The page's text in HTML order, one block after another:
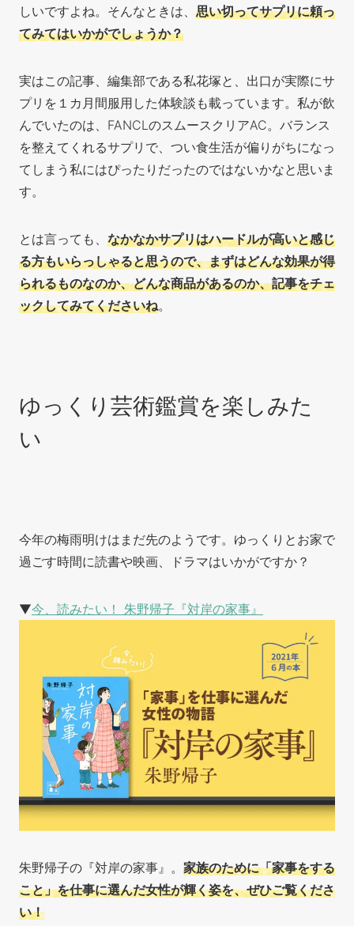
しいですよね。そんなときは、 思い切ってサプリに頼っ
てみてはいかがでしょうか？
実はこの記事、編集部である私花塚と、出口が実際にサ
プリを１カ月間服用した体験談も載っています。私が飲
んでいたのは、FANCLのスムースクリアAC。バランス
を整えてくれるサプリで、つい食生活が偏りがちになっ
てしまう私にはぴったりだったのではないかなと思いま
す。
とは言っても、 なかなかサプリはハードルが高いと感じ
る方もいらっしゃると思うので、まずはどんな効果が得
られるものなのか、どんな商品があるのか、記事をチェ
ックしてみてくださいね。
ゆっくり芸術鑑賞を楽しみた
い
今年の梅雨明けはまだ先のようです。ゆっくりとお家で
過ごす時間に読書や映画、ドラマはいかがですか？
▼今、読みたい！ 朱野帰子『対岸の家事』
朱野帰子の『対岸の家事』。 家族のために「家事をする
こと」を仕事に選んだ女性が輝く姿を、ぜひご覧くださ
い！